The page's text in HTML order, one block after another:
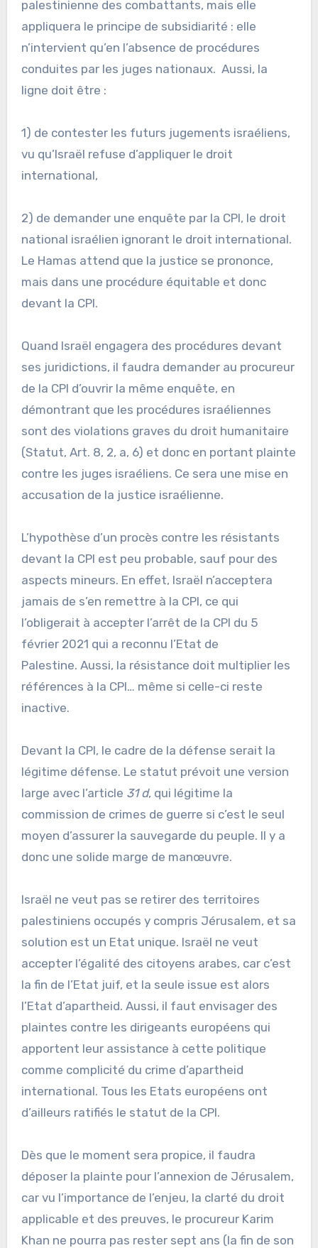
palestinienne des combattants, mais elle
appliquera le principe de subsidiarité : elle
n’intervient qu’en l’absence de procédures
conduites par les juges nationaux. Aussi, la
ligne doit être :
1) de contester les futurs jugements israéliens,
vu qu’Israël refuse d’appliquer le droit
international,
2) de demander une enquête par la CPI, le droit
national israélien ignorant le droit international.
Le Hamas attend que la justice se prononce,
mais dans une procédure équitable et donc
devant la CPI.
Quand Israël engagera des procédures devant
ses juridictions, il faudra demander au procureur
de la CPI d’ouvrir la même enquête, en
démontrant que les procédures israéliennes
sont des violations graves du droit humanitaire
(Statut, Art. 8, 2, a, 6) et donc en portant plainte
contre les juges israéliens. Ce sera une mise en
accusation de la justice israélienne.
L’hypothèse d’un procès contre les résistants
devant la CPI est peu probable, sauf pour des
aspects mineurs. En effet, Israël n’acceptera
jamais de s’en remettre à la CPI, ce qui
l’obligerait à accepter l’arrêt de la CPI du 5
février 2021 qui a reconnu l’Etat de
Palestine. Aussi, la résistance doit multiplier les
références à la CPI… même si celle-ci reste
inactive.
Devant la CPI, le cadre de la défense serait la
légitime défense. Le statut prévoit une version
large avec l’article 31 d, qui légitime la
commission de crimes de guerre si c’est le seul
moyen d’assurer la sauvegarde du peuple. Il y a
donc une solide marge de manœuvre.
Israël ne veut pas se retirer des territoires
palestiniens occupés y compris Jérusalem, et sa
solution est un Etat unique. Israël ne veut
accepter l’égalité des citoyens arabes, car c’est
la fin de l’Etat juif, et la seule issue est alors
l’Etat d’apartheid. Aussi, il faut envisager des
plaintes contre les dirigeants européens qui
apportent leur assistance à cette politique
comme complicité du crime d’apartheid
international. Tous les Etats européens ont
d’ailleurs ratifiés le statut de la CPI.
Dès que le moment sera propice, il faudra
déposer la plainte pour l’annexion de Jérusalem,
car vu l’importance de l’enjeu, la clarté du droit
applicable et des preuves, le procureur Karim
Khan ne pourra pas rester sept ans (la fin de son